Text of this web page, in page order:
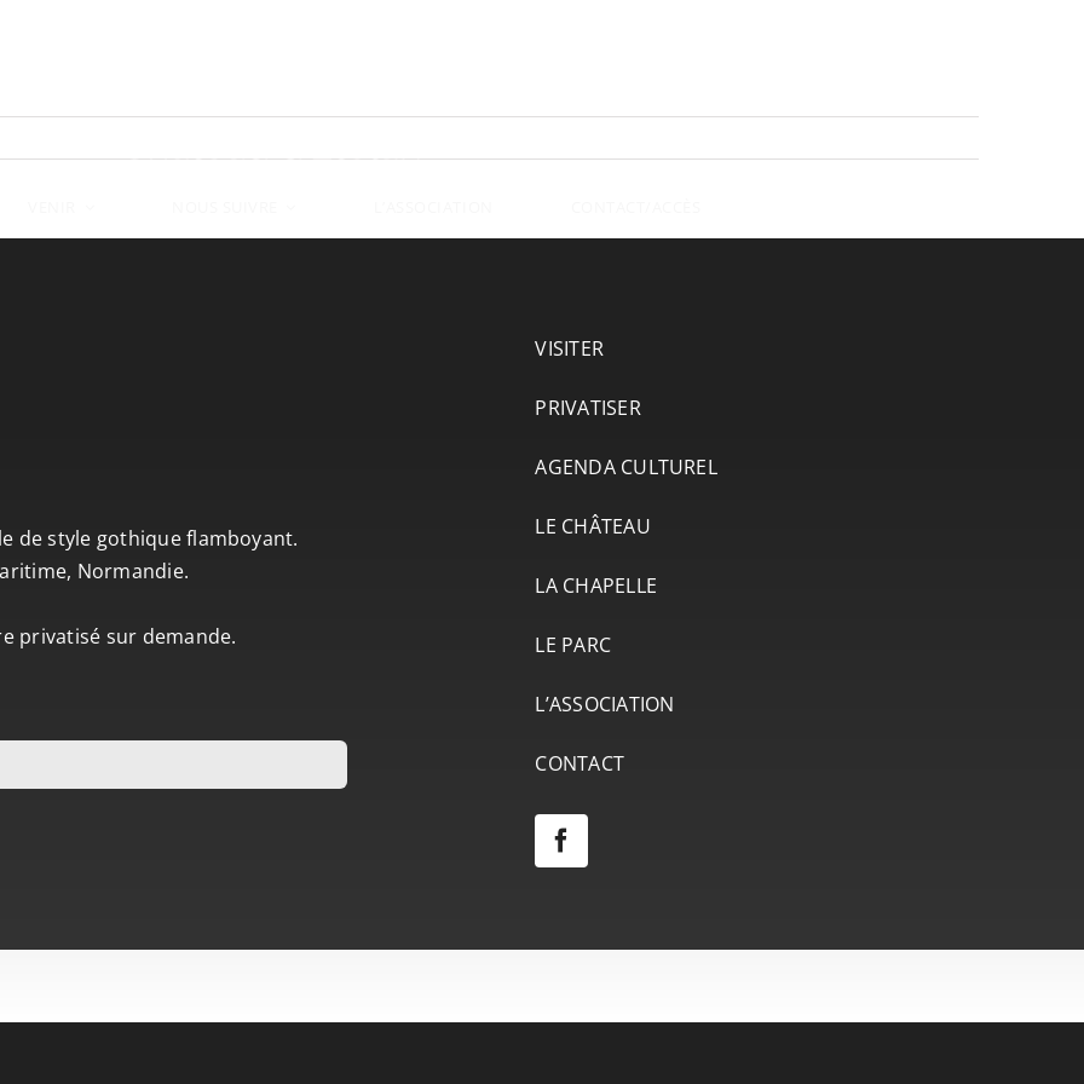
de style gothique flamboyant.
Normandie.
privatisé sur demande.
VISITER
PRIVATISER
AGENDA CULTUREL
LE CHÂTEAU
LA CHAPELLE
LE PARC
L’ASSOCIATION
CONTACT